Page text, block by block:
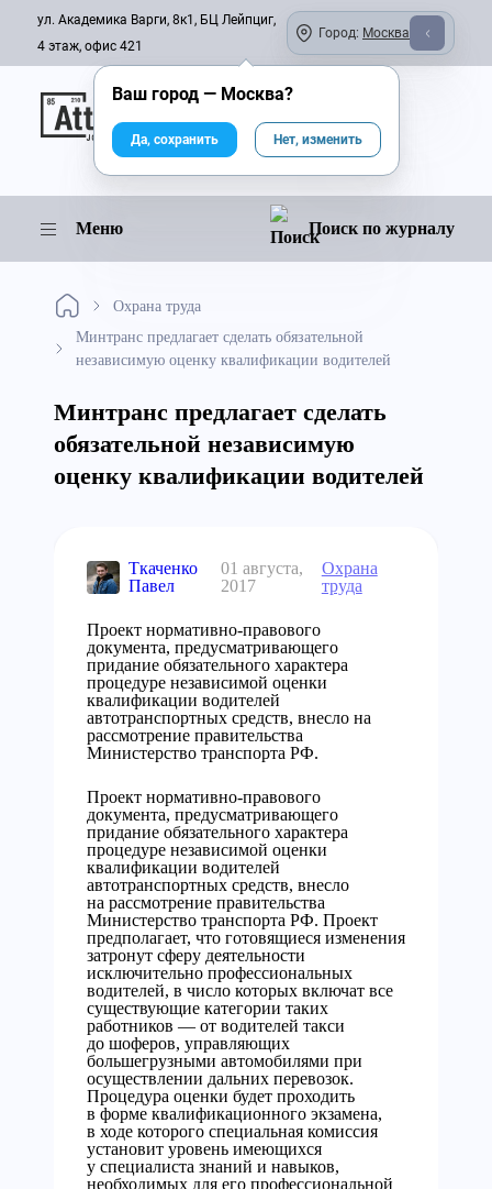
ул. Академика Варги, 8к1, БЦ Лейпциг,
4 этаж, офис 421
Город: Москва
Онлайн-журнал
Меню Поиск по журналу
Охрана труда
Минтранс предлагает сделать обязательной
независимую оценку квалификации водителей
Минтранс предлагает сделать
обязательной независимую
оценку квалификации водителей
Ткаченко
Павел
01 августа,
2017
Охрана
труда
Проект нормативно-правового
документа, предусматривающего
придание обязательного характера
процедуре независимой оценки
квалификации водителей
автотранспортных средств, внесло на
рассмотрение правительства
Министерство транспорта РФ.
Проект нормативно-правового
документа, предусматривающего
придание обязательного характера
процедуре независимой оценки
квалификации водителей
автотранспортных средств, внесло
на рассмотрение правительства
Министерство транспорта РФ. Проект
предполагает, что готовящиеся изменения
затронут сферу деятельности
исключительно профессиональных
водителей, в число которых включат все
существующие категории таких
работников — от водителей такси
до шоферов, управляющих
большегрузными автомобилями при
осуществлении дальних перевозок.
Процедура оценки будет проходить
в форме квалификационного экзамена,
в ходе которого специальная комиссия
установит уровень имеющихся
у специалиста знаний и навыков,
необходимых для его профессиональной
Ваш город — Москва?
Да, сохранить Нет, изменить